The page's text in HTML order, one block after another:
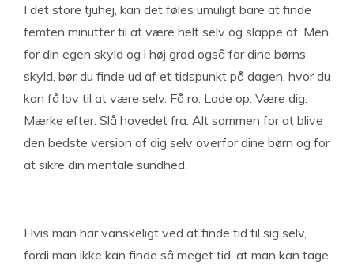
I det store tjuhej, kan det føles umuligt bare at finde
femten minutter til at være helt selv og slappe af. Men
for din egen skyld og i høj grad også for dine børns
skyld, bør du finde ud af et tidspunkt på dagen, hvor du
kan få lov til at være selv. Få ro. Lade op. Være dig.
Mærke efter. Slå hovedet fra. Alt sammen for at blive
den bedste version af dig selv overfor dine børn og for
at sikre din mentale sundhed.
Hvis man har vanskeligt ved at finde tid til sig selv,
fordi man ikke kan finde så meget tid, at man kan tage